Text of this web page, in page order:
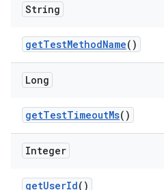
String
getTestMethodName()
Long
getTestTimeoutMs()
Integer
getUserId()